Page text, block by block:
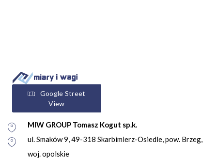
Google Street
View
MIW GROUP Tomasz Kogut sp.k.
ul. Smaków 9, 49-318 Skarbimierz-Osiedle, pow. Brzeg,
woj. opolskie